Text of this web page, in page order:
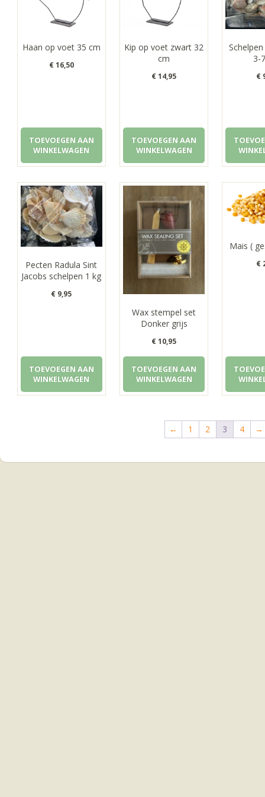
Haan op voet 35 cm
€16,50
TOEVOEGEN AAN
WINKELWAGEN
Kip op voet zwart 32
cm
€14,95
TOEVOEGEN AAN
WINKELWAGEN
3-
€
Pecten Radula Sint
Jacobs schelpen 1 kg
€ 9,95
TOEVOEGEN AAN
WINKELWAGEN
Wax stempel set
Donker grijs
€10,95
TOEVOEGEN AAN
WINKELWAGEN
Mais (
€
← 1 2 3 4 →